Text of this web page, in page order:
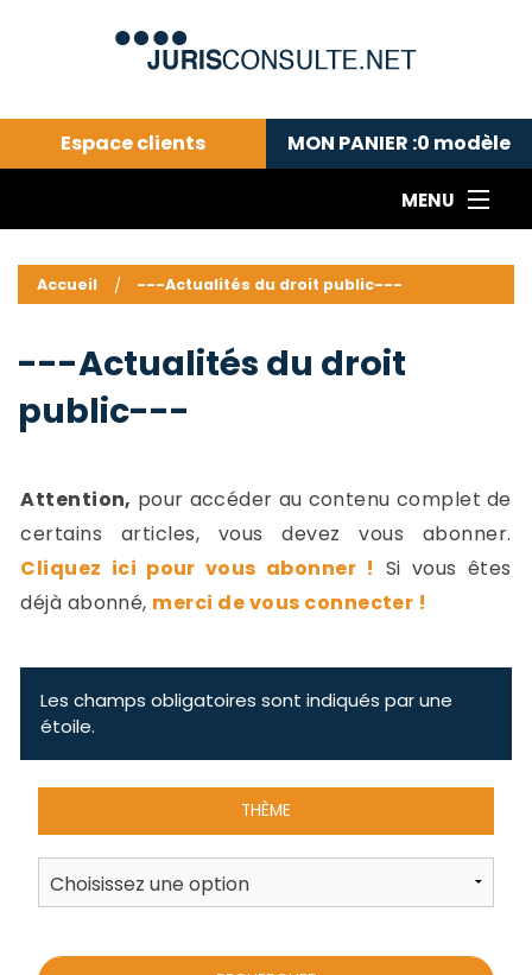
Espace clients MON PANIER :0 modèle
MENU
---Actualités du droit public---
Droit pénal---
Droit privé ---
Abonnement aux actualités
Accueil ---Actualités du droit public---
---Actualités du droit
public---
Attention, pour accéder au contenu complet de
certains articles, vous devez vous abonner.
Cliquez ici pour vous abonner ! Si vous êtes
déjà abonné, merci de vous connecter !
Les champs obligatoires sont indiqués par une
étoile.
THÈME